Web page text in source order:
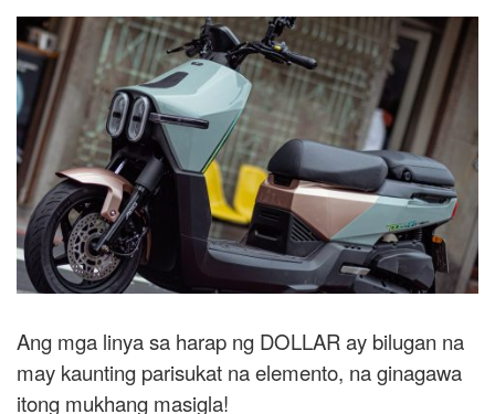
Ang mga linya sa harap ng DOLLAR ay bilugan na
may kaunting parisukat na elemento, na ginagawa
itong mukhang masigla!